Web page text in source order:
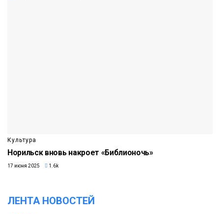
Культура
Норильск вновь накроет «Библионочь»
17 июня 2025 1.6k
ЛЕНТА НОВОСТЕЙ